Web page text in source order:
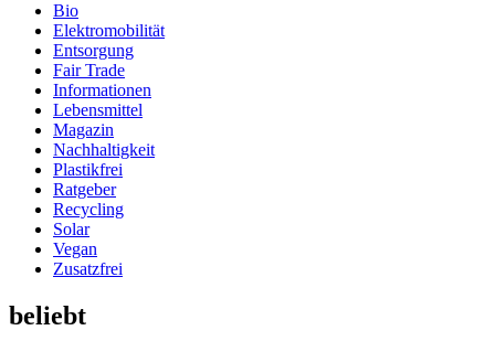
Bio
Elektromobilität
Entsorgung
Fair Trade
Informationen
Lebensmittel
Magazin
Nachhaltigkeit
Plastikfrei
Ratgeber
Recycling
Solar
Vegan
Zusatzfrei
beliebt